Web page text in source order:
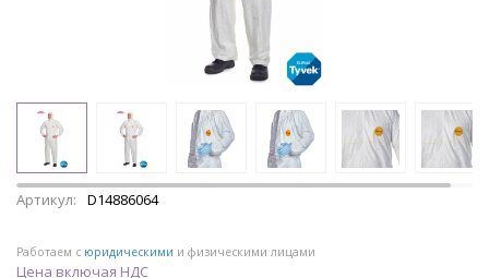
Артикул: D14886064
Работаем с юридическими и физическими лицами
Цена включая НДС